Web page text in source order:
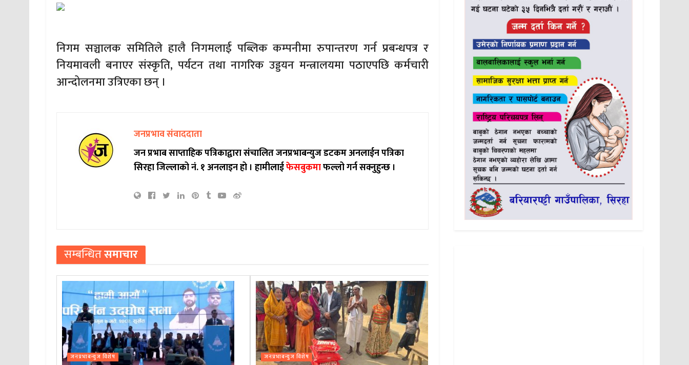
निगम सञ्चालक समितिले हालै निगमलाई पब्लिक कम्पनीमा रुपान्तरण गर्न प्रबन्धपत्र र
नियमावली बनाएर संस्कृति, पर्यटन तथा नागरिक उड्डयन मन्त्रालयमा पठाएपछि कर्मचारी
आन्दोलनमा उत्रिएका छन् ।
जनप्रभाव संवाददाता
जन प्रभाब साप्ताहिक पत्रिकाद्वारा संचालित जनप्रभाबन्युज डटकम अनलाईन पत्रिका
सिरहा जिल्लाको नं. १ अनलाइन हो ।हामीलाईफेसबुकमाफल्लो गर्न सक्नुहुन्छ ।
सम्बन्धितसमाचार
जनप्रभाबन्युज विशेष जनप्रभाबन्युज विशेष